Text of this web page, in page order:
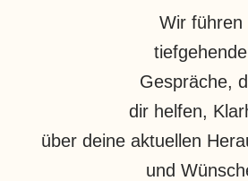
Wir führen
tiefgehende
Gespräche,
dir helfen,
über deine aktuellen
und